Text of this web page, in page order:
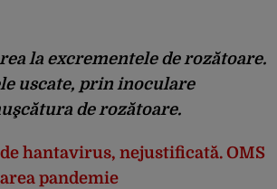
la excrementele de rozătoare.
uscate, prin inoculare
de rozătoare.
hantavirus, nejustificată. OMS
pandemie